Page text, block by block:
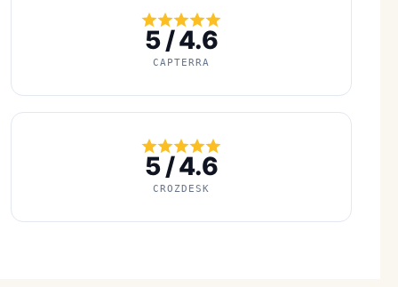
4.6 / 5
CAPTERRA
4.6 / 5
CROZDESK